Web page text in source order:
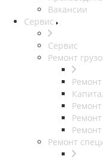
Вакансии
Сервис
Сервис
Ремонт
Ремонт